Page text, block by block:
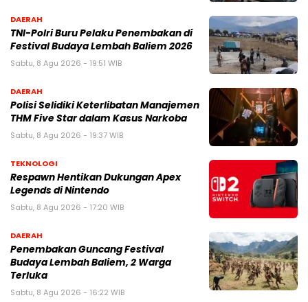
DAERAH
TNI-Polri Buru Pelaku Penembakan di
Festival Budaya Lembah Baliem 2026
Sabtu, 8 Agu 2026 - 19:51 WIB
DAERAH
Polisi Selidiki Keterlibatan Manajemen
THM Five Star dalam Kasus Narkoba
Sabtu, 8 Agu 2026 - 19:37 WIB
TEKNOLOGI
Respawn Hentikan Dukungan Apex
Legends di Nintendo
Sabtu, 8 Agu 2026 - 17:20 WIB
DAERAH
Penembakan Guncang Festival
Budaya Lembah Baliem, 2 Warga
Terluka
Sabtu, 8 Agu 2026 - 16:22 WIB